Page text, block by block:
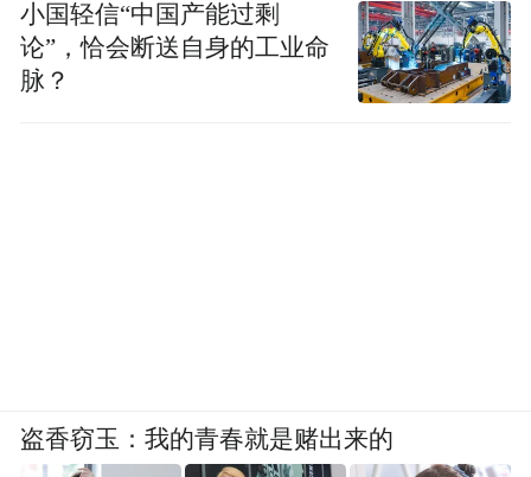
徽文化体验，真正让游客在屯溪住得舒心、
吃得放心、游得开心。”屯溪区文旅体局融合
发展中心主任吴虹表示。（徐雅娜）
小国轻信“中国产能过剩
论”，恰会断送自身的工业命
脉？
盗香窃玉：我的青春就是赌出来的